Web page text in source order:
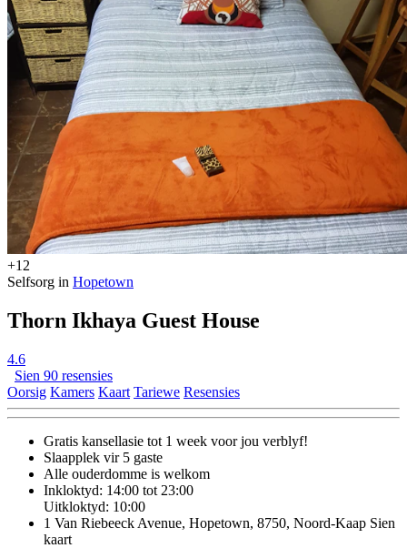
+12
Selfsorg in Hopetown
Thorn Ikhaya Guest House
4.6
Sien 90 resensies
Oorsig Kamers Kaart Tariewe Resensies
Gratis kansellasie tot 1 week voor jou verblyf!
Slaapplek vir 5 gaste
Alle ouderdomme is welkom
Inkloktyd: 14:00 tot 23:00
Uitkloktyd: 10:00
1 Van Riebeeck Avenue, Hopetown, 8750, Noord-Kaap Sien
kaart